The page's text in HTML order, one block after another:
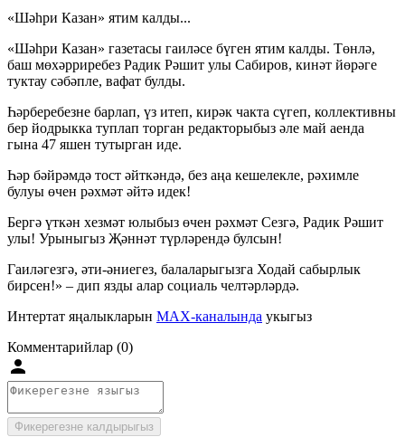
«Шәһри Казан» ятим калды...
«Шәһри Казан» газетасы гаиләсе бүген ятим калды. Төнлә,
баш мөхәрриребез Радик Рәшит улы Сабиров, кинәт йөрәге
туктау сәбәпле, вафат булды.
Һәрберебезне барлап, үз итеп, кирәк чакта сүгеп, коллективны
бер йодрыкка туплап торган редакторыбыз әле май аенда
гына 47 яшен тутырган иде.
Һәр бәйрәмдә тост әйткәндә, без аңа кешелекле, рәхимле
булуы өчен рәхмәт әйтә идек!
Бергә үткән хезмәт юлыбыз өчен рәхмәт Сезгә, Радик Рәшит
улы! Урыныгыз Җәннәт түрләрендә булсын!
Гаиләгезгә, әти-әниегез, балаларыгызга Ходай сабырлык
бирсен!» – дип язды алар социаль челтәрләрдә.
Интертат яңалыкларын MAX-каналында укыгыз
Комментарийлар (0)
Фикерегезне калдырыгыз